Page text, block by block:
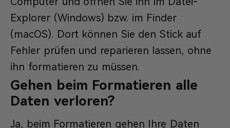
Explorer (Windows) bzw. im Finder
(macOS). Dort können Sie den Stick auf
Fehler prüfen und reparieren lassen, ohne
ihn formatieren zu müssen.
Gehen beim Formatieren alle
Daten verloren?
Ja, beim Formatieren gehen Ihre Daten